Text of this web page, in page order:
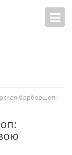
барбершоп: